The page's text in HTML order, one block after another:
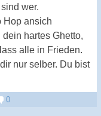
wer.
Hop ansich
hartes Ghetto,
alle in Frieden.
nur selber. Du bist
0